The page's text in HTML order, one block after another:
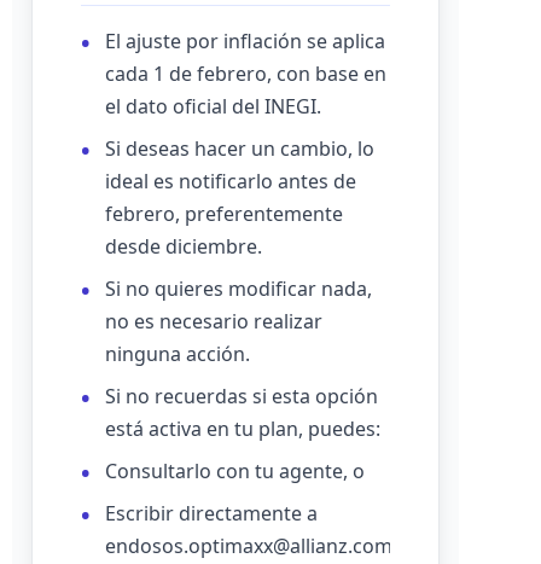
El ajuste por inflación se aplica
cada 1 de febrero, con base en
el dato oficial del INEGI.
Si deseas hacer un cambio, lo
ideal es notificarlo antes de
febrero, preferentemente
desde diciembre.
Si no quieres modificar nada,
no es necesario realizar
ninguna acción.
Si no recuerdas si esta opción
está activa en tu plan, puedes:
Consultarlo con tu agente, o
Escribir directamente a
endosos.optimaxx@allianz.com.mx